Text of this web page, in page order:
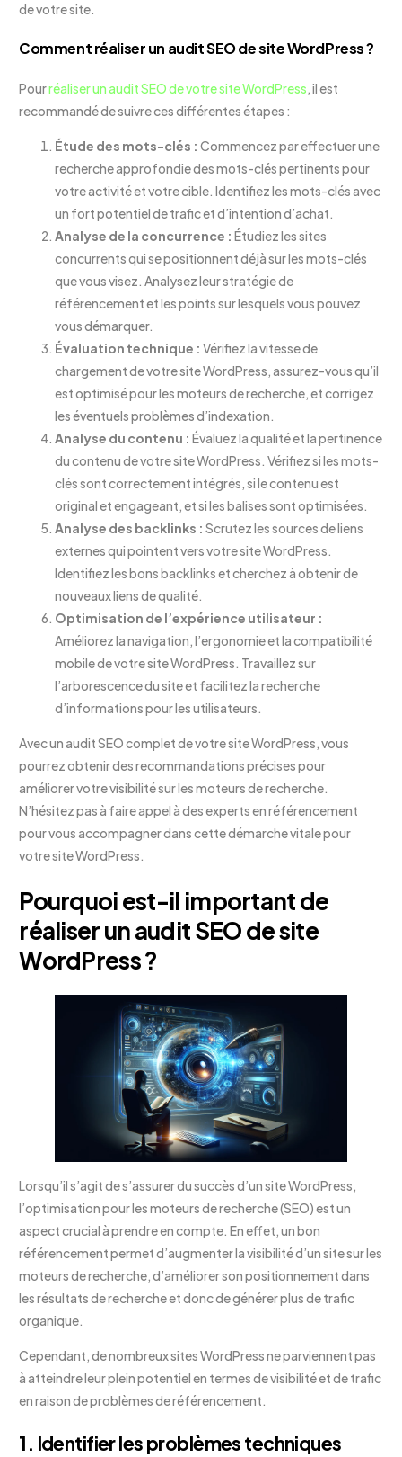
de votre site.
Comment réaliser un audit SEO de site WordPress ?
Pourréaliser un audit SEO de votre site WordPress, il est
recommandé de suivre ces différentes étapes :
Étude des mots-clés : Commencez par effectuer une
recherche approfondie des mots-clés pertinents pour
votre activité et votre cible. Identifiez les mots-clés avec
un fort potentiel de trafic et d’intention d’achat.
Analyse de la concurrence : Étudiez les sites
concurrents qui se positionnent déjà sur les mots-clés
que vous visez. Analysez leur stratégie de
référencement et les points sur lesquels vous pouvez
vous démarquer.
Évaluation technique : Vérifiez la vitesse de
chargement de votre site WordPress, assurez-vous qu’il
est optimisé pour les moteurs de recherche, et corrigez
les éventuels problèmes d’indexation.
Analyse du contenu : Évaluez la qualité et la pertinence
du contenu de votre site WordPress. Vérifiez si les mots-
clés sont correctement intégrés, si le contenu est
original et engageant, et si les balises sont optimisées.
Analyse des backlinks : Scrutez les sources de liens
externes qui pointent vers votre site WordPress.
Identifiez les bons backlinks et cherchez à obtenir de
nouveaux liens de qualité.
Optimisation de l’expérience utilisateur :
Améliorez la navigation, l’ergonomie et la compatibilité
mobile de votre site WordPress. Travaillez sur
l’arborescence du site et facilitez la recherche
d’informations pour les utilisateurs.
Avec un audit SEO complet de votre site WordPress, vous
pourrez obtenir des recommandations précises pour
améliorer votre visibilité sur les moteurs de recherche.
N’hésitez pas à faire appel à des experts en référencement
pour vous accompagner dans cette démarche vitale pour
votre site WordPress.
Pourquoi est-il important de
réaliser un audit SEO de site
WordPress ?
Lorsqu’il s’agit de s’assurer du succès d’un site WordPress,
l’optimisation pour les moteurs de recherche (SEO) est un
aspect crucial à prendre en compte. En effet, un bon
référencement permet d’augmenter la visibilité d’un site sur les
moteurs de recherche, d’améliorer son positionnement dans
les résultats de recherche et donc de générer plus de trafic
organique.
Cependant, de nombreux sites WordPress ne parviennent pas
à atteindre leur plein potentiel en termes de visibilité et de trafic
en raison de problèmes de référencement.
1. Identifier les problèmes techniques